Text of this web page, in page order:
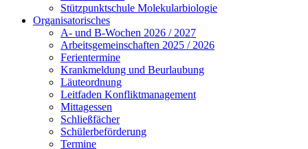
Stützpunktschule Molekularbiologie
Organisatorisches
A- und B-Wochen 2026 / 2027
Arbeitsgemeinschaften 2025 / 2026
Ferientermine
Krankmeldung und Beurlaubung
Läuteordnung
Leitfaden Konfliktmanagement
Mittagessen
Schließfächer
Schülerbeförderung
Termine